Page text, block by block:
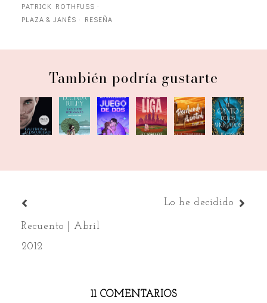
PATRICK ROTHFUSS ·
PLAZA & JANÉS · RESEÑA
También podría gustarte
Cautivos
de la
La
historia
Juego
de dos
En su
propia
Perdiendo
el control
El canto
de los
Recuento | Abril
2012
Lo he decidido
11 COMENTARIOS